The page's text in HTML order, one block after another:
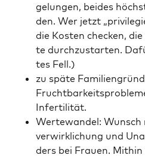
gelun­gen, bei­des
den. Wer jetzt
die Kos­ten che­cken,
te durch­zu­star­ten.
tes Fell.)
zu spä­te
Infertilität.
Wer­te­wan­del:
ver­wirk­li­chung und
ders bei Frau­en.